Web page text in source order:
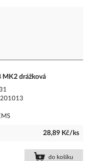
MK2 drážková
28,89 Kč/ks
do košíku